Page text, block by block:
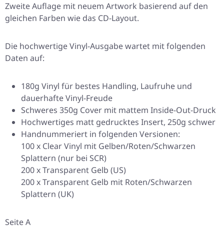
Zweite Auflage mit neuem Artwork basierend auf den
gleichen Farben wie das CD-Layout.
Die hochwertige Vinyl-Ausgabe wartet mit folgenden
Daten auf:
180g Vinyl für bestes Handling, Laufruhe und
dauerhafte Vinyl-Freude
Schweres 350g Cover mit mattem Inside-Out-Druck
Hochwertiges matt gedrucktes Insert, 250g schwer
Handnummeriert in folgenden Versionen:
100 x Clear Vinyl mit Gelben/Roten/Schwarzen
Splattern (nur bei SCR)
200 x Transparent Gelb (US)
200 x Transparent Gelb mit Roten/Schwarzen
Splattern (UK)
Seite A